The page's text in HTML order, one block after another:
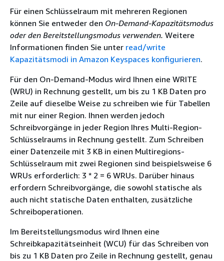
Für einen Schlüsselraum mit mehreren Regionen
können Sie entweder den On-Demand-Kapazitätsmodus
oder den Bereitstellungsmodus verwenden. Weitere
Informationen finden Sie unter read/write
Kapazitätsmodi in Amazon Keyspaces konfigurieren.
Für den On-Demand-Modus wird Ihnen eine WRITE
(WRU) in Rechnung gestellt, um bis zu 1 KB Daten pro
Zeile auf dieselbe Weise zu schreiben wie für Tabellen
mit nur einer Region. Ihnen werden jedoch
Schreibvorgänge in jeder Region Ihres Multi-Region-
Schlüsselraums in Rechnung gestellt. Zum Schreiben
einer Datenzeile mit 3 KB in einen Multiregions-
Schlüsselraum mit zwei Regionen sind beispielsweise 6
WRUs erforderlich: 3 * 2 = 6 WRUs. Darüber hinaus
erfordern Schreibvorgänge, die sowohl statische als
auch nicht statische Daten enthalten, zusätzliche
Schreiboperationen.
Im Bereitstellungsmodus wird Ihnen eine
Schreibkapazitätseinheit (WCU) für das Schreiben von
bis zu 1 KB Daten pro Zeile in Rechnung gestellt, genau